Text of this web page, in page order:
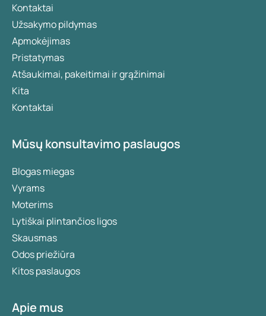
Kontaktai
Užsakymo pildymas
Apmokėjimas
Pristatymas
Atšaukimai, pakeitimai ir grąžinimai
Kita
Kontaktai
Mūsų konsultavimo paslaugos
Blogas miegas
Vyrams
Moterims
Lytiškai plintančios ligos
Skausmas
Odos priežiūra
Kitos paslaugos
Apie mus